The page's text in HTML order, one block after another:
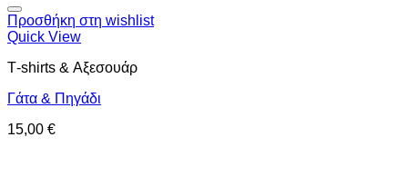
Προσθήκη στη wishlist
Quick View
Τ-shirts & Αξεσουάρ
Γάτα & Πηγάδι
15,00 €